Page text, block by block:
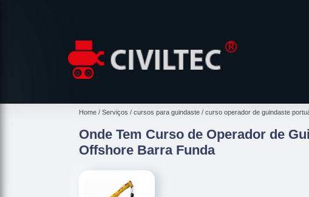
Home Serviços cursos para guindaste curso operador de guindaste
Onde Tem Curso de Operador de
Offshore Barra Funda